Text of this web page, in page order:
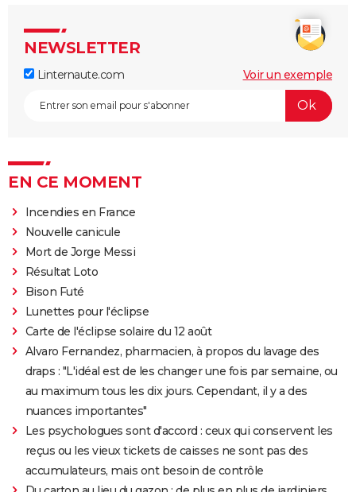
NEWSLETTER
Linternaute.com Voir un exemple
EN CE MOMENT
Incendies en France
Nouvelle canicule
Mort de Jorge Messi
Résultat Loto
Bison Futé
Lunettes pour l'éclipse
Carte de l'éclipse solaire du 12 août
Alvaro Fernandez, pharmacien, à propos du lavage des
draps : "L'idéal est de les changer une fois par semaine, ou
au maximum tous les dix jours. Cependant, il y a des
nuances importantes"
Les psychologues sont d'accord : ceux qui conservent les
reçus ou les vieux tickets de caisses ne sont pas des
accumulateurs, mais ont besoin de contrôle